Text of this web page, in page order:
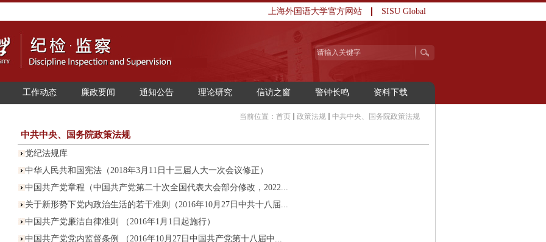
上海外国语大学官方网站 SISU Global
工作动态 廉政要闻 通知公告 理论研究 信访之窗 警钟长鸣 资料下载
当前位置： 首页 政策法规 中共中央、国务院政策法规
中共中央、国务院政策法规
党纪法规库
中华人民共和国宪法（2018年3月11日十三届人大一次会议修正）
中国共产党章程（中国共产党第二十次全国代表大会部分修改，2022...
关于新形势下党内政治生活的若干准则（2016年10月27日中共十八届...
中国共产党廉洁自律准则 （2016年1月1日起施行）
中国共产党党内监督条例 （2016年10月27日中国共产党第十八届中...